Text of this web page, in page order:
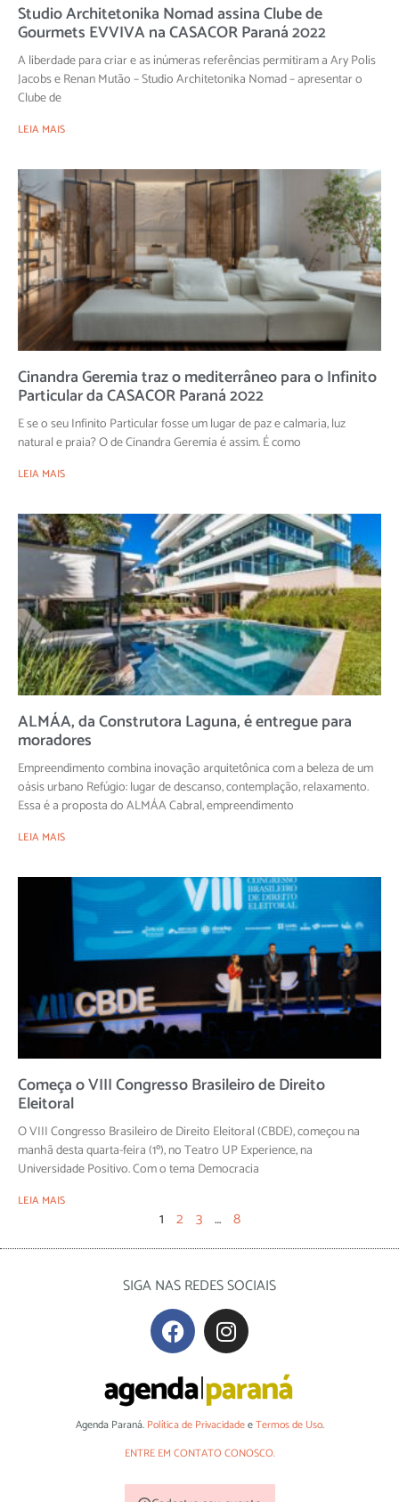
Studio Architetonika Nomad assina Clube de
Gourmets EVVIVA na CASACOR Paraná 2022
A liberdade para criar e as inúmeras referências permitiram a Ary Polis
Jacobs e Renan Mutão – Studio Architetonika Nomad – apresentar o
Clube de
LEIA MAIS
Cinandra Geremia traz o mediterrâneo para o Infinito
Particular da CASACOR Paraná 2022
E se o seu Infinito Particular fosse um lugar de paz e calmaria, luz
natural e praia? O de Cinandra Geremia é assim. É como
LEIA MAIS
ALMÁA, da Construtora Laguna, é entregue para
moradores
Empreendimento combina inovação arquitetônica com a beleza de um
oásis urbano Refúgio: lugar de descanso, contemplação, relaxamento.
Essa é a proposta do ALMÁA Cabral, empreendimento
LEIA MAIS
Começa o VIII Congresso Brasileiro de Direito
Eleitoral
O VIII Congresso Brasileiro de Direito Eleitoral (CBDE), começou na
manhã desta quarta-feira (1º), no Teatro UP Experience, na
Universidade Positivo. Com o tema Democracia
LEIA MAIS
1 2 3 … 8
SIGA NAS REDES SOCIAIS
Agenda Paraná. Política de PrivacidadeeTermos de Uso.
ENTRE EM CONTATO CONOSCO.